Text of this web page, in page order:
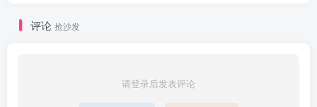
评论 抢沙发
请登录后发表评论